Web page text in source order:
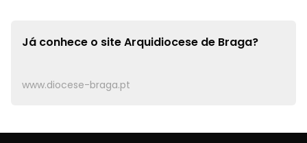
Já conhece o siteArquidiocese de Braga?
www.diocese-braga.pt